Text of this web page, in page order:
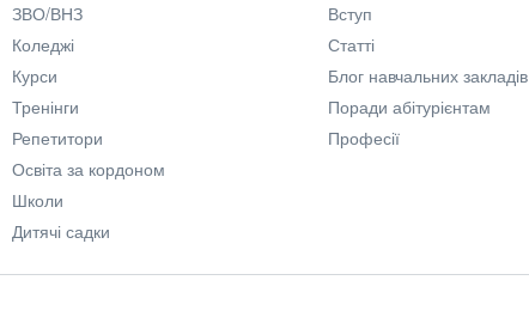
ЗВО/ВНЗ
Коледжі
Курси
Тренінги
Репетитори
Освіта за кордоном
Школи
Дитячі садки
Вступ
Статті
Блог навчальних закладів
Поради абітурієнтам
Професії